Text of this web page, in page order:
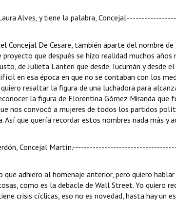
Laura Alves, y tiene la palabra,
Concejal De Cesare, también aparte del nombre
que después se hizo realidad muchos años
de Julieta Lanteri que desde Tucumán y desde
en esa época en que no se contaban con los
resaltar la figura de una luchadora para
la figura de Florentina Gómez Miranda que
nos convocó a mujeres de todos los partidos
que quería recordar estos nombres nada más y
Perdón, Concejal
que adhiero al homenaje anterior, pero quiero
como es la debacle de Wall Street. Yo quiero
crisis cíclicas, eso no es novedad, hasta hay un